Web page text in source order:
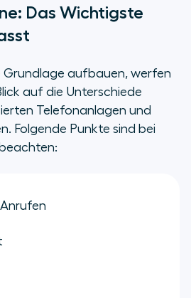
Das Wichtigste
Grundlage aufbauen, werfen
auf die Unterschiede
Telefonanlagen und
Folgende Punkte sind bei